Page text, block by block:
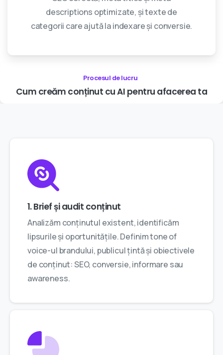
descriptions optimizate, și texte de
categorii care ajută la indexare și conversie.
Procesul de lucru
Cum creăm conținut cuAI pentru afacerea ta
1. Brief și audit conținut
Analizăm conținutul existent, identificăm
lipsurile și oportunitățile. Definim tone of
voice-ul brandului, publicul țintă și obiectivele
de conținut: SEO, conversie, informare sau
awareness.